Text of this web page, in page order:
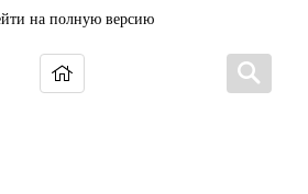
на полную версию